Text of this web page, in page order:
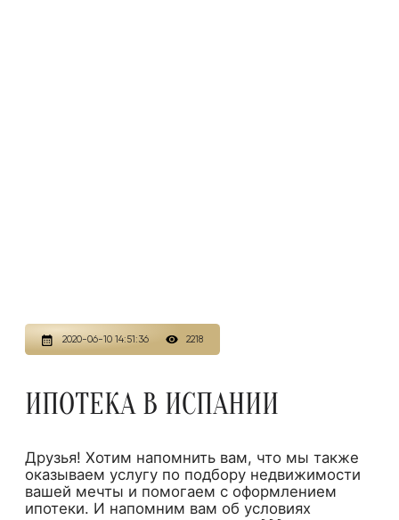
2020-06-10 14:51:36 2218
ИПОТЕКА В ИСПАНИИ
Друзья! Хотим напомнить вам, что мы также
оказываем услугу по подбору недвижимости
вашей мечты и помогаем с оформлением
ипотеки. И напомним вам об условиях